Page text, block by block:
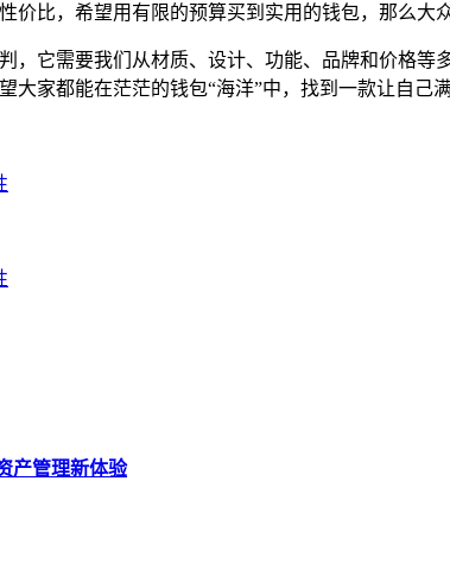
价比，希望用有限的预算买到实用的钱包，那么
，它需要我们从材质、设计、功能、品牌和价格
大家都能在茫茫的钱包“海洋”中，找到一款让自己
产管理新体验